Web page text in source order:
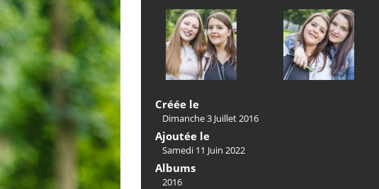
Créée le
Dimanche 3 Juillet 2016
Ajoutée le
Samedi 11 Juin 2022
Albums
2016